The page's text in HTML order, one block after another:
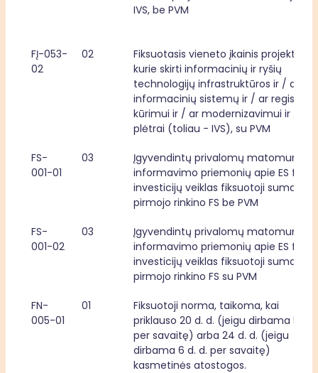
IVS, be PVM
FĮ-053-
02
02
Fiksuotasis vieneto įkainis
kurie skirti informacinių ir ryšių
technologijų infrastruktūros ir / ar
informacinių sistemų ir / ar registrų
kūrimui ir / ar modernizavimui ir / ar
plėtrai (toliau - IVS), su PVM
FS-
001-01
03
Įgyvendintų privalomų matomumo ir
informavimo priemonių apie ES
investicijų veiklas fiksuotoji suma,
pirmojo rinkino FS be PVM
FS-
001-02
03
Įgyvendintų privalomų matomumo ir
informavimo priemonių apie ES
investicijų veiklas fiksuotoji suma,
pirmojo rinkino FS su PVM
FN-
005-01
01
Fiksuotoji norma, taikoma, kai
priklauso 20 d. d. (jeigu dirbama 5 d.
per savaitę) arba 24 d. d. (jeigu
dirbama 6 d. d. per savaitę)
kasmetinės atostogos.